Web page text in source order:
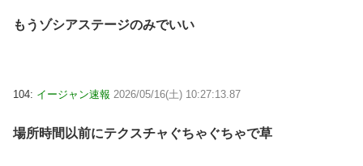
もうゾシアステージのみでいい
104: イージャン速報 2026/05/16(土) 10:27:13.87
場所時間以前にテクスチャぐちゃぐちゃで草